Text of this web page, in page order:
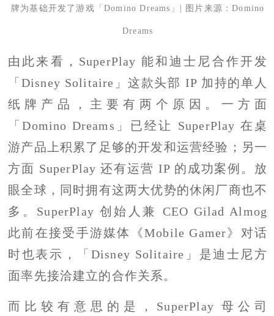
牌为基础开发了游戏「Domino Dreams」| 图片来源：Domino
Dreams
由此来看，SuperPlay 能和迪士尼合作开发
「Disney Solitaire」这款头部 IP 加持的单人
纸牌产品，主要有两个原因。一方面
「Domino Dreams」已经让 SuperPlay 在桌
游产品上积累了足够的开发和运营经验；另一
方面 SuperPlay 还有运营 IP 的成功案例。放
眼全球，同时拥有这两大优势的休闲厂商也不
多。SuperPlay 创始人兼 CEO Gilad Almog
此前在接受手游媒体《Mobile Gamer》对话
时也表示，「Disney Solitaire」是迪士尼方
面率先接洽建立的合作关系。
而比较有意思的是，SuperPlay 母公司